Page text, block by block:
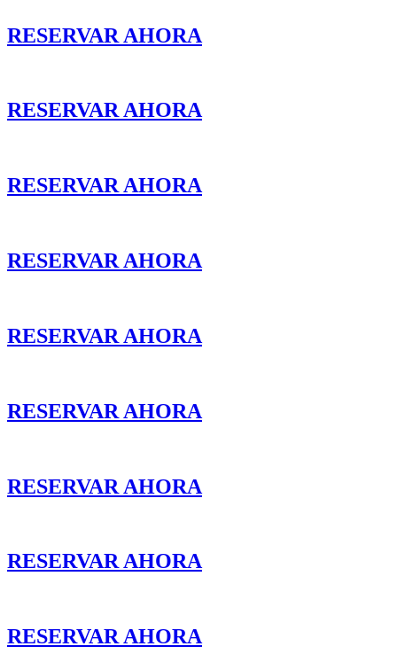
RESERVAR AHORA
RESERVAR AHORA
RESERVAR AHORA
RESERVAR AHORA
RESERVAR AHORA
RESERVAR AHORA
RESERVAR AHORA
RESERVAR AHORA
RESERVAR AHORA